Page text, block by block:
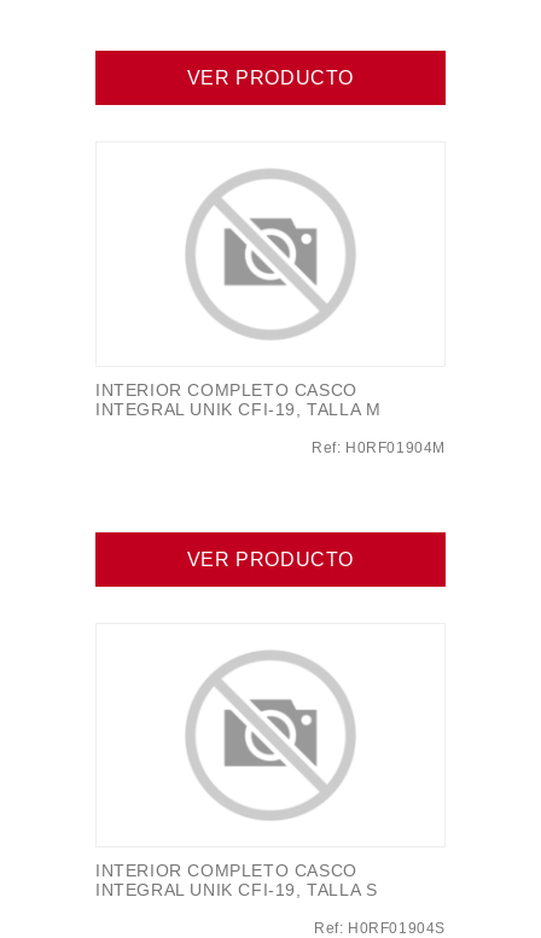
VER PRODUCTO
INTERIOR COMPLETO CASCO
INTEGRAL UNIK CFI-19, TALLA M
Ref: H0RF01904M
VER PRODUCTO
INTERIOR COMPLETO CASCO
INTEGRAL UNIK CFI-19, TALLA S
Ref: H0RF01904S